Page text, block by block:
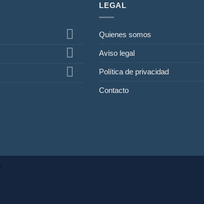
LEGAL
Quienes somos
Aviso legal
Política de privacidad
Contacto